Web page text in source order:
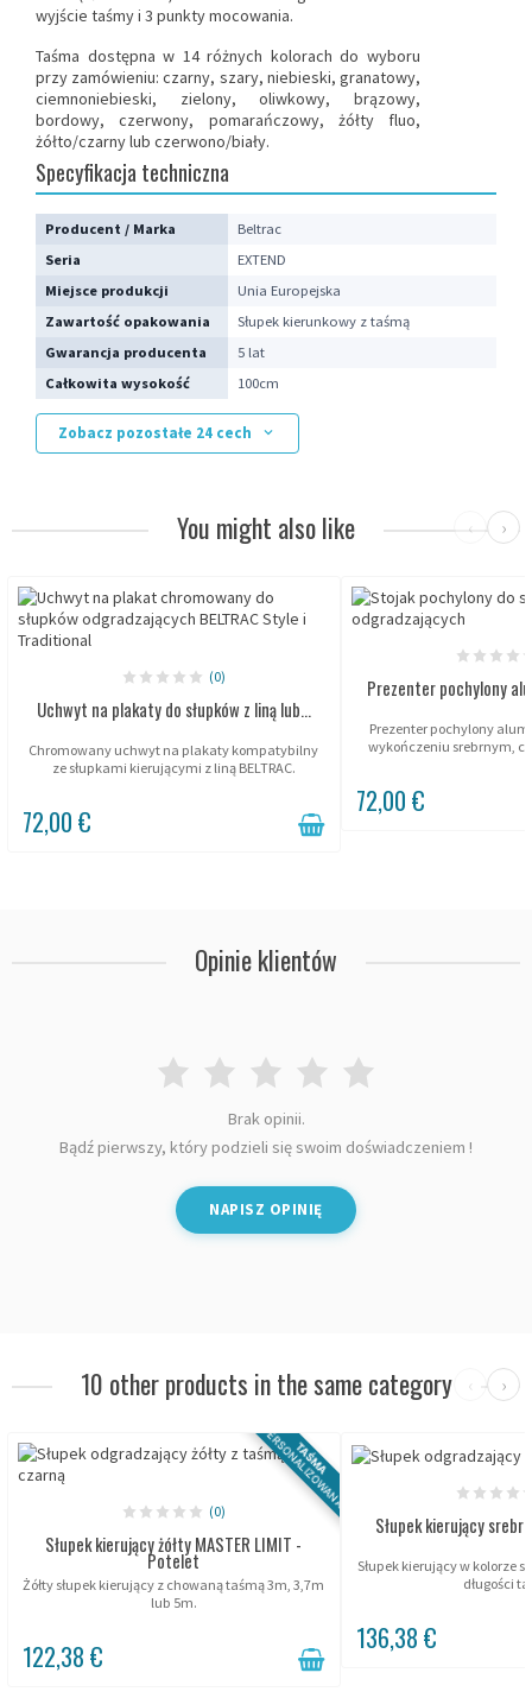
wyjście taśmy i 3 punkty mocowania.
Taśma dostępna w 14 różnych kolorach do wyboru
przy zamówieniu: czarny, szary, niebieski, granatowy,
ciemnoniebieski, zielony, oliwkowy, brązowy,
bordowy, czerwony, pomarańczowy, żółty fluo,
żółto/czarny lub czerwono/biały.
Specyfikacja techniczna
Producent / Marka
Beltrac
Seria
EXTEND
Miejsce produkcji
Unia Europejska
Zawartość opakowania
Słupek kierunkowy z taśmą
Gwarancja producenta
5 lat
Całkowita wysokość
100cm
Zobacz pozostałe 24 cech
You might also like ‹ ›
(0)
Uchwyt na plakaty do słupków z liną lub...
Chromowany uchwyt na plakaty kompatybilny
ze słupkami kierującymi z liną BELTRAC.
72,00 €
Prezenter pochylony
Prezenter pochylony
wykończeniu srebrnym,
72,00 €
Opinie klientów
Brak opinii.
Bądź pierwszy, który podzieli się swoim doświadczeniem !
NAPISZ OPINIĘ
10 other products in the same category ‹ ›
TAŚMA
PERSONALIZOWANA
(0)
Słupek kierujący żółty MASTER LIMIT -
Potelet
Żółty słupek kierujący z chowaną taśmą 3m, 3,7m
lub 5m.
122,38 €
Słupek kierujący
Słupek kierujący w kolorze
długości
136,38 €